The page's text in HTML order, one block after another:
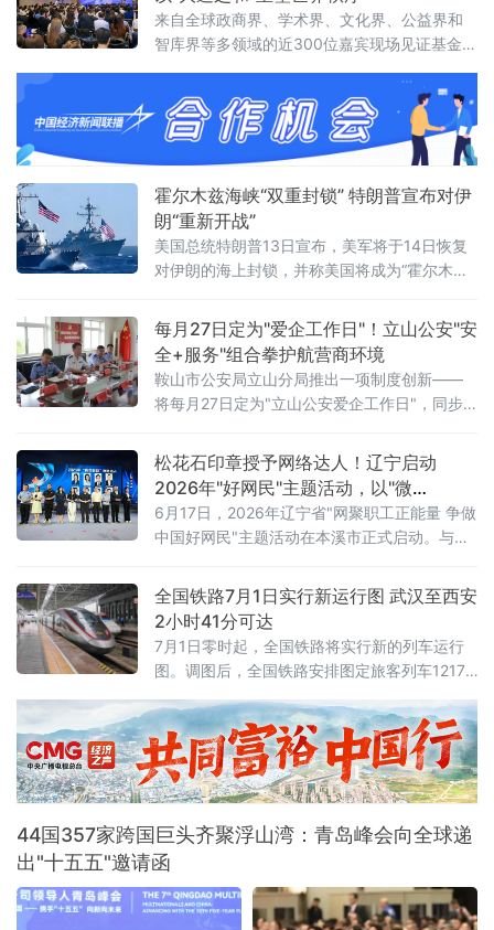
议对当前全省法院党风廉政建设面临的形势进
行了分析，指出要清醒认识严峻挑战，发扬自
我革命精神，聚焦“五个过硬”，教育引导干警砺
初心、铸法魂、明法纪、固底线，着力
来自全球政商界、学术界、文化界、公益界和
智库界等多领域的近300位嘉宾现场见证基金会
王晶以《开启新轴心时代》为题发表主旨演
讲，她指出，人类社会历经数千年演进，科技
生产力与物质财富实现跨越式增长，但和平、
发展、安全、信
霍尔木兹海峡“双重封锁” 特朗普宣布对伊
朗“重新开战”
美国总统特朗普13日宣布，美军将于14日恢复
对伊朗的海上封锁，并称美国将成为“霍尔木兹
取20%的费用。美军中央司令部随后确认，封
锁行动将于美国东部时间14日16时（伊朗当地
时间14日23时30分）正式启动。这意味着美伊
两国总统6月17日远程签署的谅解备忘录，在生
效不到一个月后即告名存实亡。从“停火”到“重
每月27日定为"爱企工作日"！立山公安"安
全+服务"组合拳护航营商环境
鞍山市公安局立山分局推出一项制度创新——
将每月27日定为"立山公安爱企工作日"，同步
重点企业开展安全警示教育、专项培训及实战
化应急演练，以"无事不扰、有求必应"为原则，
探索警企联动服务营商环境新路径。鞍山水文
局、鞍山市第八中学、冀东水泥、交运旅游汽
车有限公司、红旗大酒店等20余家企业单位代
松花石印章授予网络达人！辽宁启动
2026年"好网民"主题活动，以"微
光"聚"火炬"
6月17日，2026年辽宁省"网聚职工正能量 争做
中国好网民"主题活动在本溪市正式启动。与以
誉印章，成为全场焦点——它被授予辽宁省
2025年最受欢迎网络达人，以此表彰长期深耕
网络阵地、持续输出主流正向声音的优秀创作
者。活动以"微光成炬 清朗同行"为主题，由辽
宁省总工会、辽宁省委网信办联合主办。启动
仪式上，2025年度活动成
全国铁路7月1日实行新运行图 武汉至西安
2小时41分可达
7月1日零时起，全国铁路将实行新的列车运行
图。调图后，全国铁路安排图定旅客列车12174
列，较现图增加111列，铁路客货运输能力、服
务品质和运行效率进一步提升。
44国357家跨国巨头齐聚浮山湾：青岛峰会向全球递
出"十五五"邀请函